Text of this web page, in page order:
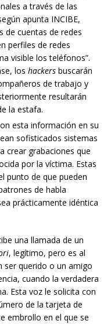
a través de las
apunta INCIBE,
de cuentas de redes
perfiles de redes
visible los teléfonos”.
los hackers buscarán
de trabajo y
resultarán
la estafa.
esta información en su
sofisticados sistemas
crear grabaciones que
por la víctima. Estas
punto de que pueden
de habla
prácticamente idéntica
una llamada de un
, legítimo, pero es al
ser querido o un amigo
cuando la verdadera
Esta voz le solicita con
de la tarjeta de
embrollo en el que se